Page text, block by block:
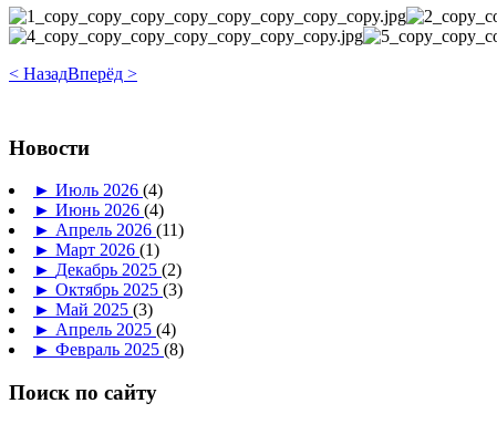
< НазадВперёд >
Новости
► Июль 2026 (4)
► Июнь 2026 (4)
► Апрель 2026 (11)
► Март 2026 (1)
► Декабрь 2025 (2)
► Октябрь 2025 (3)
► Май 2025 (3)
► Апрель 2025 (4)
► Февраль 2025 (8)
Поиск по сайту